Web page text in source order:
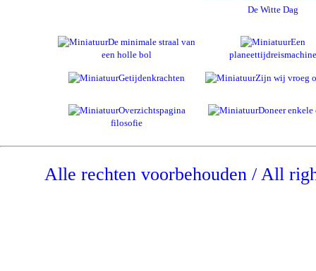
De Witte Dag
De minimale straal van
een holle bol
Een
planeettijdreismachine
Getijdenkrachten Zijn wij vroeg
Overzichtspagina
filosofie
Doneer enkele
Alle rechten voorbehouden / All